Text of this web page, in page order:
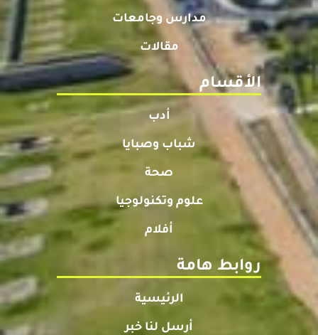
مدارس وجامعات
مقالات
الأقسام
أدب
شباب وصبايا
صحة
علوم وتكنولوجيا
أفلام
روابط هامة
الرئيسية
أرسل لنا خبر